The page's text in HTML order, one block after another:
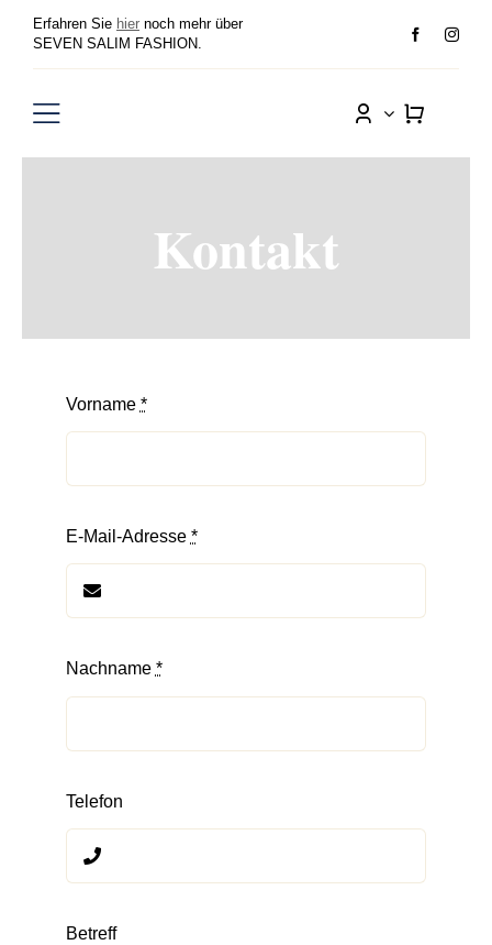
Inhalt
springen
Erfahren Sie hier noch mehr über
SEVEN SALIM FASHION.
Toggle
Kontakt
Vorname *
E-Mail-Adresse *
Nachname *
Telefon
Betreff